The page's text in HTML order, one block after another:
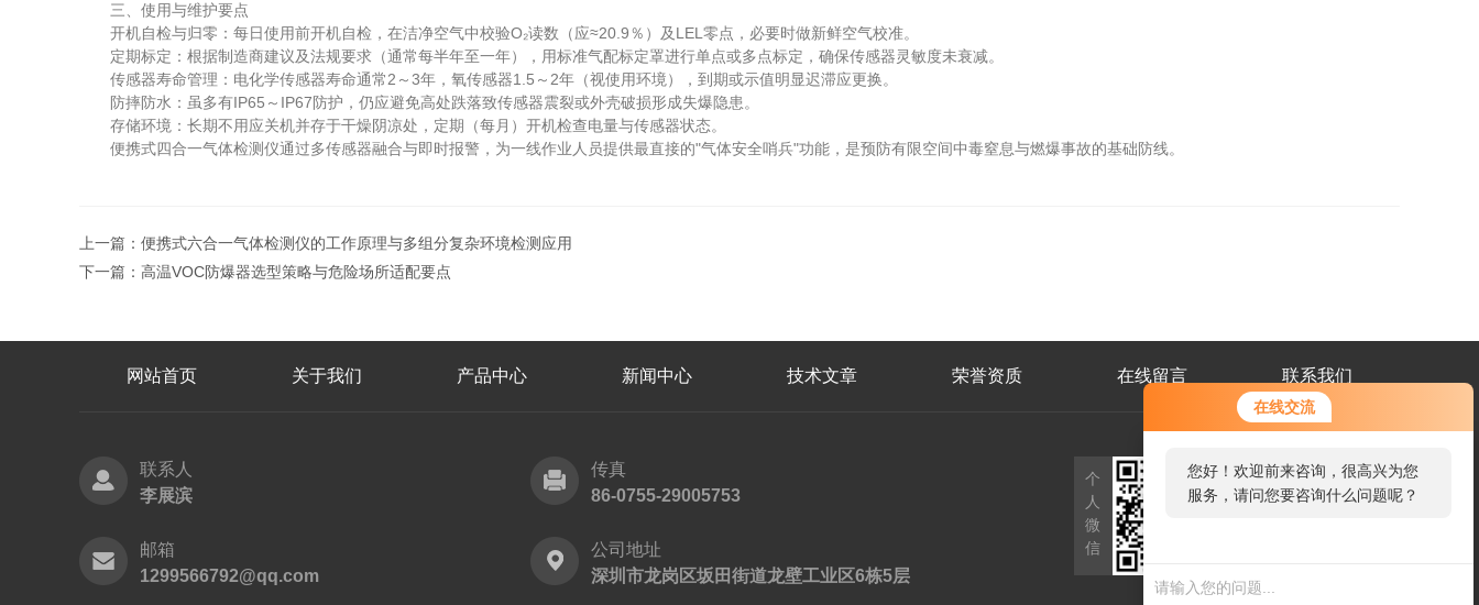
在线交流
您好！欢迎前来咨询，很高兴为您
服务，请问您要咨询什么问题呢？
三、使用与维护要点
开机自检与归零：每日使用前开机自检，在洁净空气中校验O₂读数（应≈20.9％）及LEL零点，必要时做新鲜空气校准。
定期标定：根据制造商建议及法规要求（通常每半年至一年），用标准气配标定罩进行单点或多点标定，确保传感器灵敏度未衰减。
传感器寿命管理：电化学传感器寿命通常2～3年，氧传感器1.5～2年（视使用环境），到期或示值明显迟滞应更换。
防摔防水：虽多有IP65～IP67防护，仍应避免高处跌落致传感器震裂或外壳破损形成失爆隐患。
存储环境：长期不用应关机并存于干燥阴凉处，定期（每月）开机检查电量与传感器状态。
便携式四合一气体检测仪通过多传感器融合与即时报警，为一线作业人员提供最直接的"气体安全哨兵"功能，是预防有限空间中毒窒息与燃爆事故的基础防线。
上一篇： 便携式六合一气体检测仪的工作原理与多组分复杂环境检测应用
下一篇： 高温VOC防爆器选型策略与危险场所适配要点
网站首页 关于我们 产品中心 新闻中心 技术文章 荣誉资质 在线留言 联系我们
联系人
李展滨
传真
86-0755-29005753
邮箱
1299566792@qq.com
公司地址
深圳市龙岗区坂田街道龙壁工业区6栋5层
个
人
微
信
公
众
号